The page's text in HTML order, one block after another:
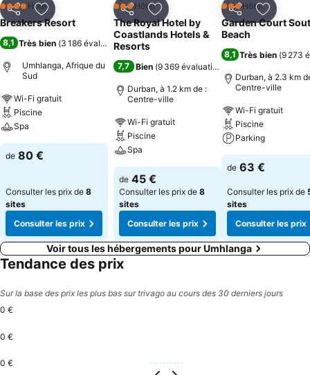
PartagerAjouter à mes favoris
4 ÉtoilesHôtel
Breakers Resort
8,1 Très bien (3 186 évaluations)
Umhlanga, Afrique du
Sud
Wi-Fi gratuit
Piscine
Spa
de 80 €
Consulter les prix de 8
sites
Consulter les prix
PartagerAjouter à mes favoris
3 ÉtoilesHôtel
The Royal Hotel by
Coastlands Hotels &
Resorts
7,7 Bien (9 369 évaluations
Durban, à 1.2 km de :
Centre-ville
Wi-Fi gratuit
Piscine
Spa
de 45 €
Consulter les prix de 8
sites
Consulter les prix
PartagerAjouter
3 ÉtoilesHôtel
Garden Court
Beach
8,1 Très bien (9 273
Durban, à 2.3 km
Centre-ville
Wi-Fi gratuit
Piscine
Parking
de 63 €
Consulter les prix de
sites
Consulter les prix
Voir tous les hébergements pour Umhlanga
Tendance des prix
Sur la base des prix les plus bas sur trivago au cours des 30 derniers jours
0 €
0 €
0 €